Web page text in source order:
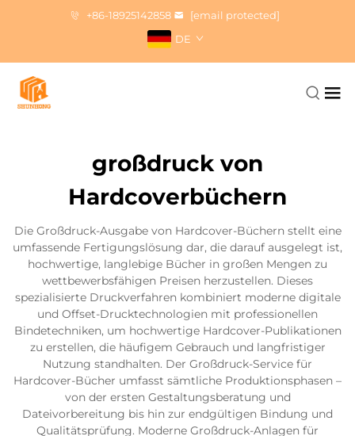
+86-18925142858
[email protected]
DE
großdruck von
Hardcoverbüchern
Die Großdruck-Ausgabe von Hardcover-Büchern stellt eine
umfassende Fertigungslösung dar, die darauf ausgelegt ist,
hochwertige, langlebige Bücher in großen Mengen zu
wettbewerbsfähigen Preisen herzustellen. Dieses
spezialisierte Druckverfahren kombiniert moderne digitale
und Offset-Drucktechnologien mit professionellen
Bindetechniken, um hochwertige Hardcover-Publikationen
zu erstellen, die häufigem Gebrauch und langfristiger
Nutzung standhalten. Der Großdruck-Service für
Hardcover-Bücher umfasst sämtliche Produktionsphasen –
von der ersten Gestaltungsberatung und
Dateivorbereitung bis hin zur endgültigen Bindung und
Qualitätsprüfung. Moderne Großdruck-Anlagen für